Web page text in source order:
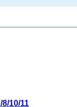
10/11